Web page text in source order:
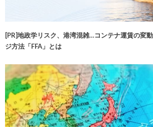
[PR]地政学リスク、港湾混雑…コンテナ運賃の変
ジ方法「FFA」とは